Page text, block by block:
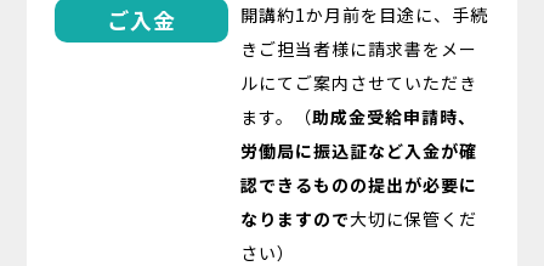
ご入金
開講約1か月前を目途に、手続
きご担当者様に請求書をメー
ルにてご案内させていただき
ます。（助成金受給申請時、
労働局に振込証など入金が確
認できるものの提出が必要に
なりますので大切に保管くだ
さい）